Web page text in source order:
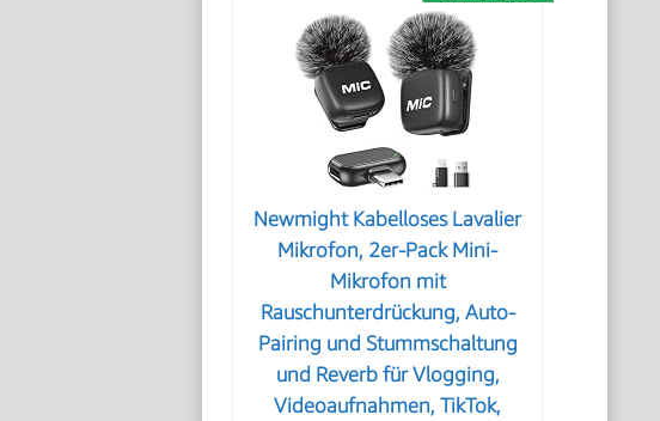
Newmight Kabelloses Lavalier
Mikrofon, 2er-Pack Mini-
Mikrofon mit
Rauschunterdrückung, Auto-
Pairing und Stummschaltung
und Reverb für Vlogging,
Videoaufnahmen, TikTok,